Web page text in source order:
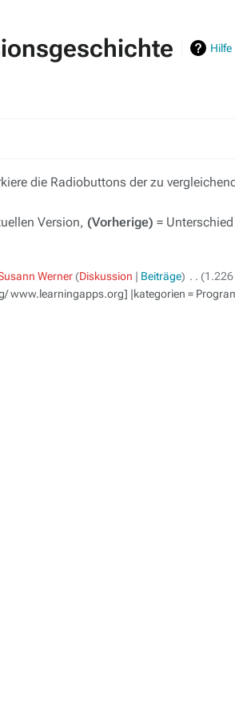
Hilfe
die Radiobuttons der zu
Version, (Vorherige) =
Werner Diskussion Beiträge 1.226
www.learningapps.org] |kategorien =